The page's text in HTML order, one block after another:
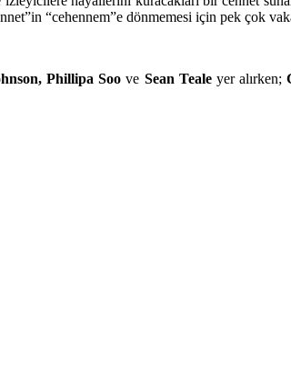
“cehennem”e dönmemesi için pek çok
Phillipa Soove Sean Teale yer alırken;